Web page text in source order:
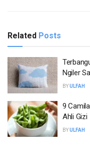
Related Posts
Ngiler
BYULFAH
9
Ahli Gizi
BYULFAH